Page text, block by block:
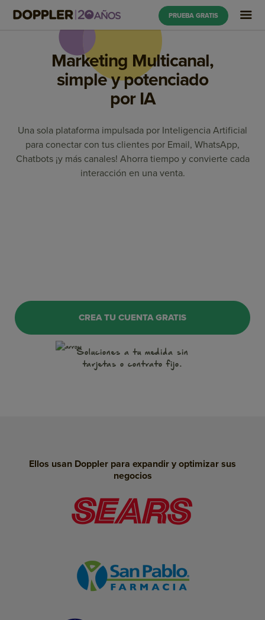
PRUEBA GRATIS
Marketing Multicanal,
simple y potenciado
por IA
Una sola plataforma impulsada por Inteligencia Artificial
para conectar con tus clientes por Email, WhatsApp,
Chatbots ¡y más canales! Ahorra tiempo y convierte cada
interacción en una venta.
WhatsApp
Notificaciones Push
SMS Marketing
CREA TU CUENTA GRATIS
Soluciones a tu medida sin
tarjetas o contrato fijo.
Ellos usan Doppler para expandir y optimizar sus
negocios